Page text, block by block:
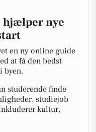
hjælper nye
en ny online guide
at få den bedst
byen.
studerende finde
studiejob
kultur,